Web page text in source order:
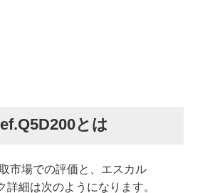
とは
市場での評価と、エスカル
詳細は次のようになります。